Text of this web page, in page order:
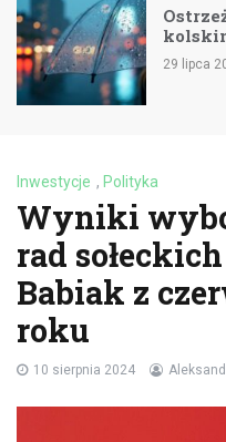
29 lipca
Inwestycje , Polityka
Wyniki
rad
Babiak z
roku
10 sierpnia 2024